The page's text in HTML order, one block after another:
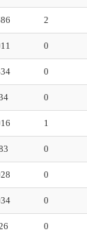
2
0
0
0
1
0
0
0
0